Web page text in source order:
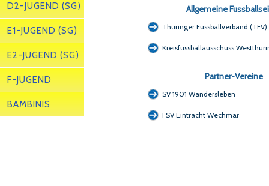
D2-JUGEND (SG)
E1-JUGEND (SG)
E2-JUGEND (SG)
F-JUGEND
BAMBINIS
Allgemeine
Thüringer Fussballverband (TFV)
Kreisfussballausschuss
Partner-Vereine
SV 1901 Wandersleben
FSV Eintracht Wechmar